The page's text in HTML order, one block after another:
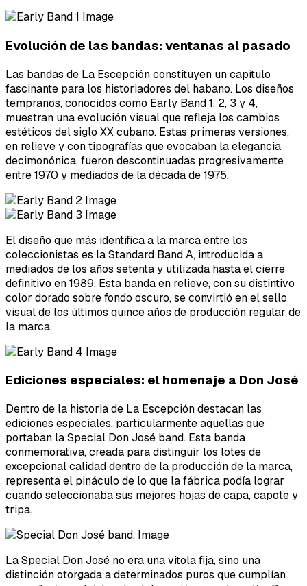
Evolución de las bandas: ventanas al pasado
Las bandas de La Escepción constituyen un capítulo
fascinante para los historiadores del habano. Los diseños
tempranos, conocidos como Early Band 1, 2, 3 y 4,
muestran una evolución visual que refleja los cambios
estéticos del siglo XX cubano. Estas primeras versiones,
en relieve y con tipografías que evocaban la elegancia
decimonónica, fueron descontinuadas progresivamente
entre 1970 y mediados de la década de 1975.
El diseño que más identifica a la marca entre los
coleccionistas es la Standard Band A, introducida a
mediados de los años setenta y utilizada hasta el cierre
definitivo en 1989. Esta banda en relieve, con su distintivo
color dorado sobre fondo oscuro, se convirtió en el sello
visual de los últimos quince años de producción regular de
la marca.
Ediciones especiales: el homenaje a Don José
Dentro de la historia de La Escepción destacan las
ediciones especiales, particularmente aquellas que
portaban la Special Don José band. Esta banda
conmemorativa, creada para distinguir los lotes de
excepcional calidad dentro de la producción de la marca,
representa el pináculo de lo que la fábrica podía lograr
cuando seleccionaba sus mejores hojas de capa, capote y
tripa.
La Special Don José no era una vitola fija, sino una
distinción otorgada a determinados puros que cumplían